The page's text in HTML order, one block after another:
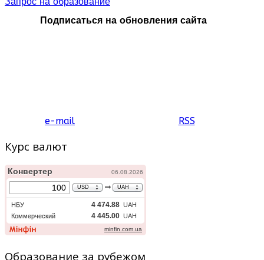
Подписаться на обновления сайта
e-mail RSS
Курс валют
Образование за рубежом